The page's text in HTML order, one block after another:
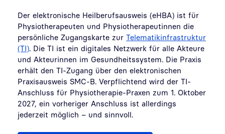
Der elektronische Heilberufsausweis (eHBA) ist für
Physiotherapeuten und Physiotherapeutinnen die
persönliche Zugangskarte zur Telematikinfrastruktur
(TI) . Die TI ist ein digitales Netzwerk für alle Akteure
und Akteurinnen im Gesundheitssystem. Die Praxis
erhält den TI-Zugang über den elektronischen
Praxisausweis SMC-B. Verpflichtend wird der TI-
Anschluss für Physiotherapie-Praxen zum 1. Oktober
2027, ein vorheriger Anschluss ist allerdings
jederzeit möglich – und sinnvoll.